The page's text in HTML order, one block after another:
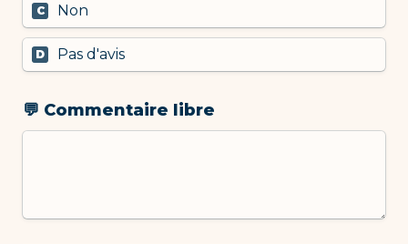
C Non
D Pas d'avis
💬 Commentaire libre